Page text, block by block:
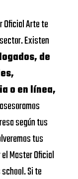
Oficial Arte te
Existen
de
o en línea,
según tus
tus
Master Oficial
Si te